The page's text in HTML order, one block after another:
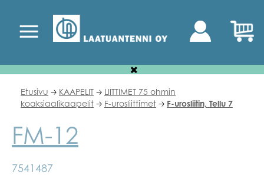
Etusivu 🡢 KAAPELIT 🡢 LIITTIMET 75 ohmin
koaksiaalikaapelit 🡢 F-urosliittimet 🡢 F-urosliitin, Tellu 7
FM-12
7541487